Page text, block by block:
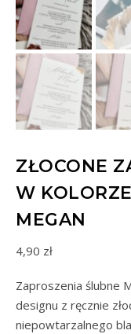
ZŁOCONE
W
MEGAN
4,90 zł
Zaproszenia ślubne
designu z ręcznie
niepowtarzalnego